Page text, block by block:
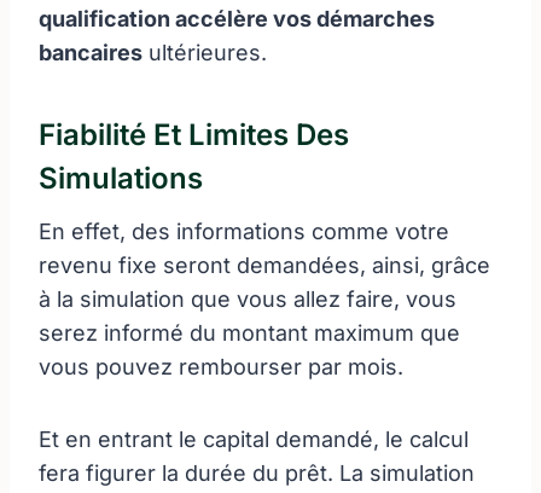
qualification accélère vos démarches
bancaires ultérieures.
Fiabilité Et Limites Des
Simulations
En effet, des informations comme votre
revenu fixe seront demandées, ainsi, grâce
à la simulation que vous allez faire, vous
serez informé du montant maximum que
vous pouvez rembourser par mois.
Et en entrant le capital demandé, le calcul
fera figurer la durée du prêt. La simulation